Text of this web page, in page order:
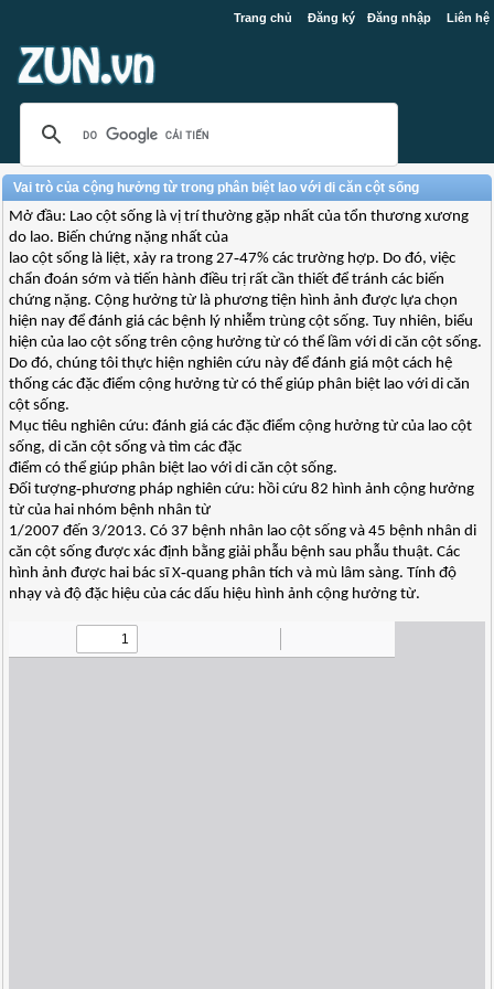
Trang chủ Đăng ký Đăng nhập Liên hệ
Vai trò của cộng hưởng từ trong phân biệt lao với di căn cột sống
Mở đầu: Lao cột sống là vị trí thường gặp nhất của tổn thương xương
do lao. Biến chứng nặng nhất của
lao cột sống là liệt, xảy ra trong 27‐47% các trường hợp. Do đó, việc
chẩn đoán sớm và tiến hành điều trị rất cần thiết để tránh các biến
chứng nặng. Cộng hưởng từ là phương tiện hình ảnh được lựa chọn
hiện nay để đánh giá các bệnh lý nhiễm trùng cột sống. Tuy nhiên, biểu
hiện của lao cột sống trên cộng hưởng từ có thể lầm với di căn cột sống.
Do đó, chúng tôi thực hiện nghiên cứu này để đánh giá một cách hệ
thống các đặc điểm cộng hưởng từ có thể giúp phân biệt lao với di căn
cột sống.
Mục tiêu nghiên cứu: đánh giá các đặc điểm cộng hưởng từ của lao cột
sống, di căn cột sống và tìm các đặc
điểm có thể giúp phân biệt lao với di căn cột sống.
Đối tượng‐phương pháp nghiên cứu: hồi cứu 82 hình ảnh cộng hưởng
từ của hai nhóm bệnh nhân từ
1/2007 đến 3/2013. Có 37 bệnh nhân lao cột sống và 45 bệnh nhân di
căn cột sống được xác định bằng giải phẫu bệnh sau phẫu thuật. Các
hình ảnh được hai bác sĩ X‐quang phân tích và mù lâm sàng. Tính độ
nhạy và độ đặc hiệu của các dấu hiệu hình ảnh cộng hưởng từ.